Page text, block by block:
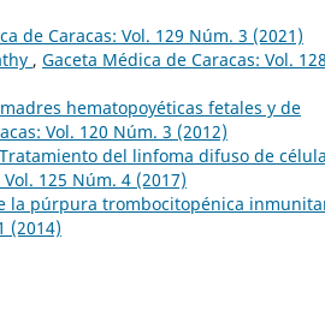
de Caracas: Vol. 129 Núm. 3 (2021)
, Gaceta Médica de Caracas: Vol. 128
hematopoyéticas fetales y de
Vol. 120 Núm. 3 (2012)
Tratamiento del linfoma difuso de
125 Núm. 4 (2017)
la púrpura trombocitopénica
(2014)